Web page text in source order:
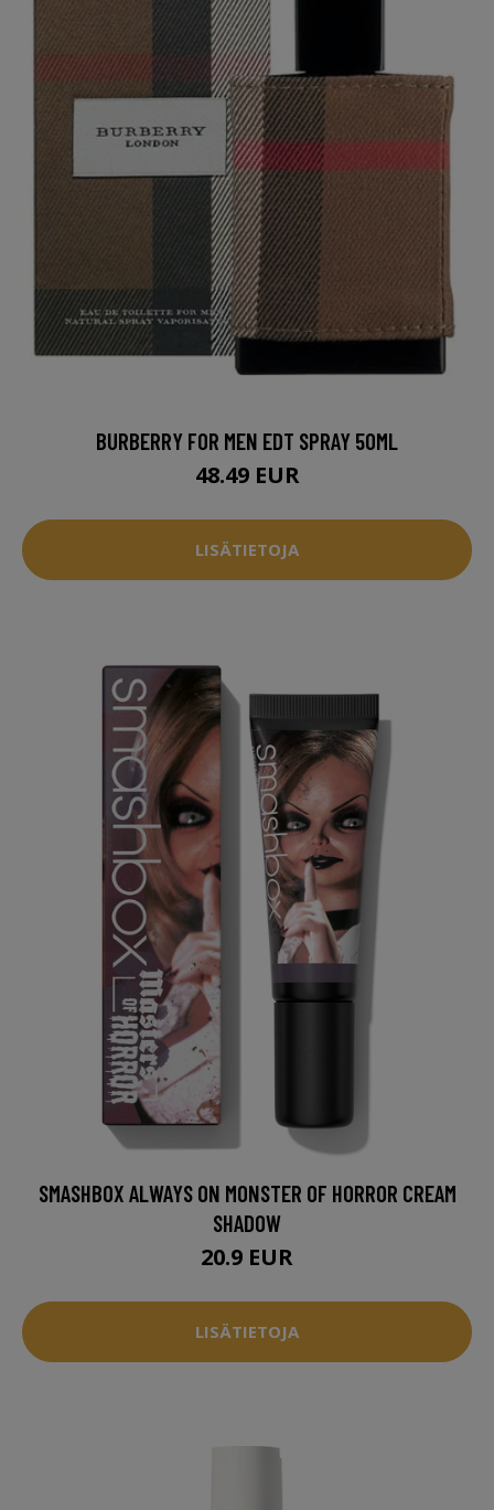
BURBERRY FOR MEN EDT SPRAY 50ML
48.49 EUR
LISÄTIETOJA
SMASHBOX ALWAYS ON MONSTER OF HORROR CREAM
SHADOW
20.9 EUR
LISÄTIETOJA